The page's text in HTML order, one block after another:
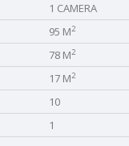
1 CAMERA
95 M2
78 M2
17 M2
10
1